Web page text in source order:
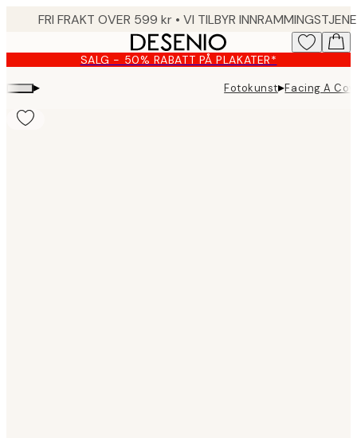
content.
SALG - 50% RABATT PÅ PLAKATER*
▸ Fotokunst▸Facing A